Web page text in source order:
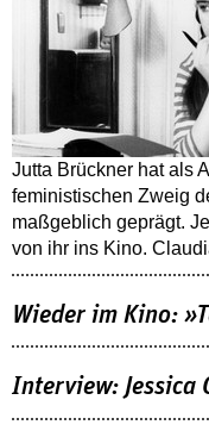
Jutta Brückner hat als
feministischen Zweig
maßgeblich geprägt.
von ihr ins Kino.
Wieder im Kino:
Interview: Jessica